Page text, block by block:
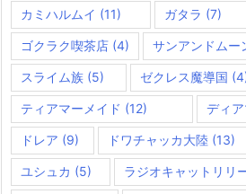
カミハルムイ (11) ガタラ (7)
ゴクラク喫茶店 (4) サンアンドムー
スライム族 (5) ゼクレス魔導国
ティアマーメイド (12) ディ
ドレア (9) ドワチャッカ大陸(13)
ユシュカ (5) ラジオキャットリリ